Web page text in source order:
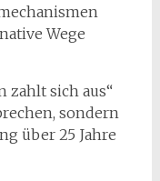
Wege
zahlt sich aus“
sondern
über 25 Jahre